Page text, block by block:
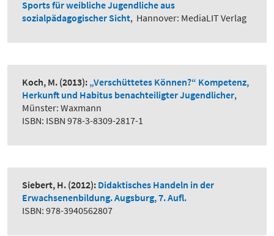
Sports für weibliche Jugendliche aus
sozialpädagogischer Sicht, Hannover: MediaLIT Verlag
Koch, M. (2013): „Verschüttetes Können?“ Kompetenz,
Herkunft und Habitus benachteiligter Jugendlicher,
Münster: Waxmann
ISBN: ISBN 978-3-8309-2817-1
Siebert, H. (2012): Didaktisches Handeln in der
Erwachsenenbildung. Augsburg, 7. Aufl.
ISBN: 978-3940562807